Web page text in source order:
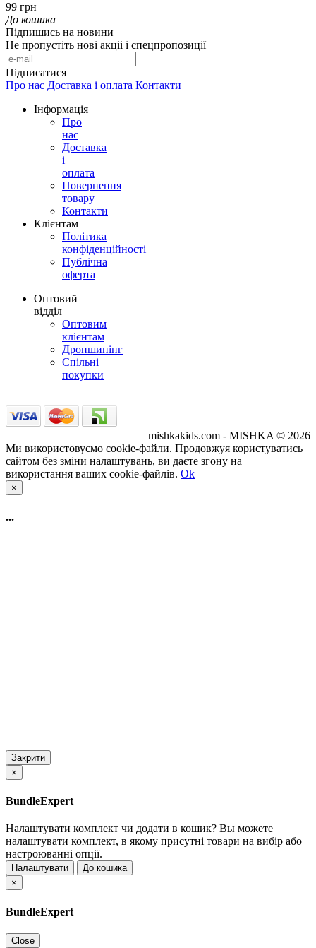
99 грн
До кошика
Підпишись на новини
Не пропустіть нові акціі і спецпропозиції
Підписатися
Про нас Доставка і оплата Контакти
Інформація
Про
нас
Доставка
і
оплата
Повернення
товару
Контакти
Клієнтам
Політика
конфіденційності
Публічна
оферта
Оптовий
відділ
Оптовим
клієнтам
Дропшипінг
Спільні
покупки
mishkakids.com - MISHKA © 2026
Ми використовуємо cookie-файли. Продовжуя користуватись
сайтом без зміни налаштувань, ви даєте згону на
використання ваших cookie-файлів. Ok
×
...
Закрити
×
BundleExpert
Налаштувати комплект чи додати в кошик? Вы можете
налаштувати комплект, в якому присутні товари на вибір або
настроюванні опції.
Налаштувати
До кошика
×
BundleExpert
Close